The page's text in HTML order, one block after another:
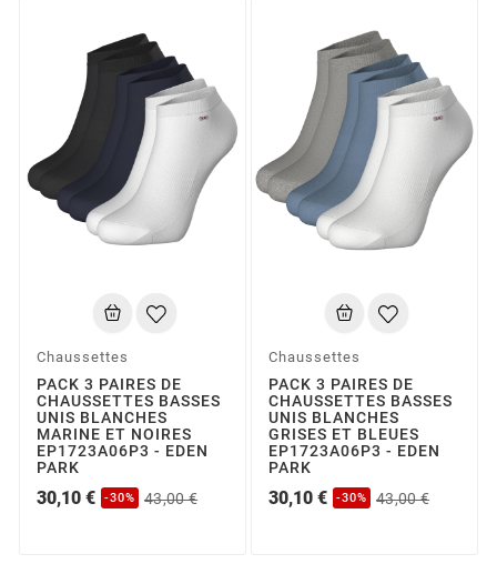
Chaussettes
PACK 3 PAIRES DE
CHAUSSETTES BASSES
UNIS BLANCHES
MARINE ET NOIRES
EP1723A06P3 - EDEN
PARK
30,10 € -30% 43,00 €
Chaussettes
PACK 3 PAIRES DE
CHAUSSETTES BASSES
UNIS BLANCHES
GRISES ET BLEUES
EP1723A06P3 - EDEN
PARK
30,10 € -30% 43,00 €